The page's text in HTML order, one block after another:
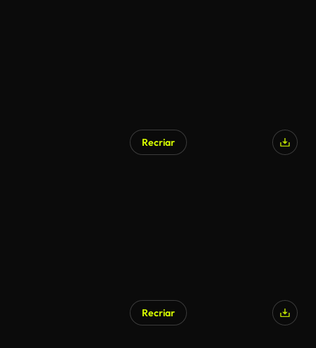
Recriar
Recriar